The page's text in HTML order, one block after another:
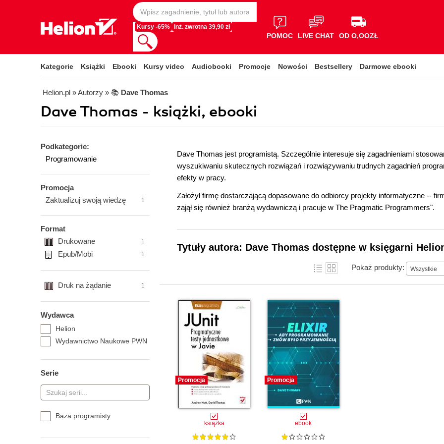
Kursy -65% Inż. zwrotna 39,90 zł
POMOC LIVE CHAT OD O,OOZŁ
Kategorie Książki Ebooki Kursy video Audiobooki Promocje Nowości Bestsellery Darmowe ebooki
Helion.pl » Autorzy » 📚 Dave Thomas
Dave Thomas - książki, ebooki
Podkategorie:
Programowanie
Promocja
Zaktualizuj swoją wiedzę
1
Format
Drukowane
1
Epub/Mobi 1
Druk na żądanie 1
Wydawca
Helion
Wydawnictwo Naukowe PWN
Serie
Baza programisty
Dave Thomas jest programistą. Szczególnie interesuje się zagadnieniami
wyszukiwaniu skutecznych rozwiązań i rozwiązywaniu trudnych zagadnień
efekty w pracy.
Założył firmę dostarczającą dopasowane do odbiorcy projekty informatyczne --
zajął się również branżą wydawniczą i pracuje w The Pragmatic Programmers".
Tytuły autora: Dave Thomas dostępne w księgarni
Pokaż produkty: Wszystkie
Promocja
książka
Promocja
ebook